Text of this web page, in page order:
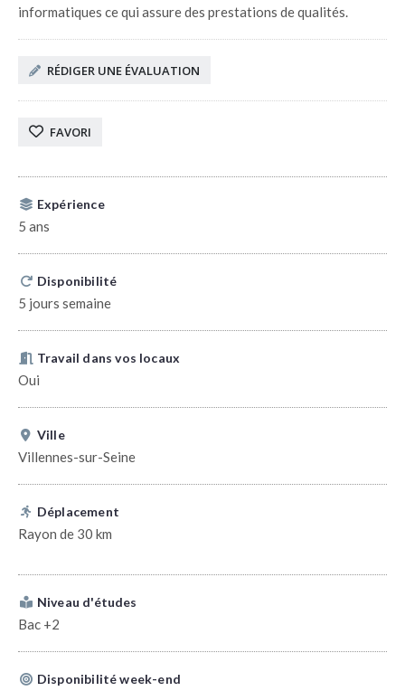
informatiques ce qui assure des prestations de qualités.
RÉDIGER UNE ÉVALUATION
FAVORI
Expérience
5 ans
Disponibilité
5 jours semaine
Travail dans vos locaux
Oui
Ville
Villennes-sur-Seine
Déplacement
Rayon de 30 km
Niveau d'études
Bac +2
Disponibilité week-end